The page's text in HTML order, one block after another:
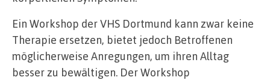
Ein Workshop der VHS Dortmund kann zwar keine
Therapie ersetzen, bietet jedoch Betroffenen
möglicherweise Anregungen, um ihren Alltag
besser zu bewältigen. Der Workshop